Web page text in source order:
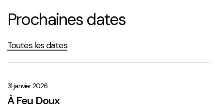
Prochaines dates
Toutes les dates
Doux
31 janvier 2026
À Feu Doux